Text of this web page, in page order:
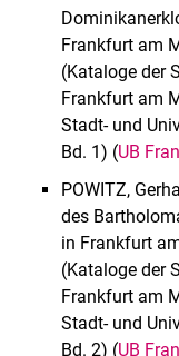
Formulare
Buchpatenschaften
Frankfurt am
(Kataloge der
Frankfurt am
Stadt- und
Bd. 1) (UB
POWITZ,
des
in Frankfurt
(Kataloge der
Frankfurt am
Stadt- und
Bd. 2) (UB